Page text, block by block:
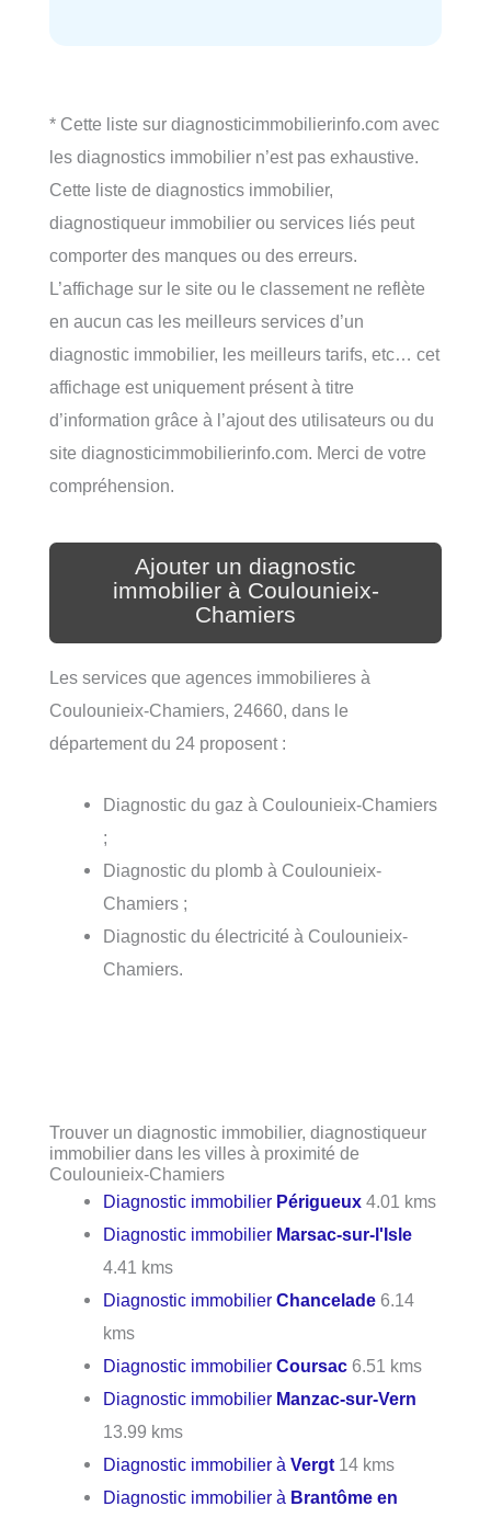
* Cette liste sur diagnosticimmobilierinfo.com avec
les diagnostics immobilier n’est pas exhaustive.
Cette liste de diagnostics immobilier,
diagnostiqueur immobilier ou services liés peut
comporter des manques ou des erreurs.
L’affichage sur le site ou le classement ne reflète
en aucun cas les meilleurs services d’un
diagnostic immobilier, les meilleurs tarifs, etc… cet
affichage est uniquement présent à titre
d’information grâce à l’ajout des utilisateurs ou du
site diagnosticimmobilierinfo.com. Merci de votre
compréhension.
Ajouter un diagnostic
immobilier à Coulounieix-
Chamiers
Les services que agences immobilieres à
Coulounieix-Chamiers, 24660, dans le
département du 24 proposent :
Diagnostic du gaz à Coulounieix-Chamiers
;
Diagnostic du plomb à Coulounieix-
Chamiers ;
Diagnostic du électricité à Coulounieix-
Chamiers.
Trouver un diagnostic immobilier, diagnostiqueur
immobilier dans les villes à proximité de
Coulounieix-Chamiers
Diagnostic immobilier Périgueux 4.01 kms
Diagnostic immobilier Marsac-sur-l'Isle
4.41 kms
Diagnostic immobilierChancelade 6.14
kms
Diagnostic immobilierCoursac 6.51 kms
Diagnostic immobilier Manzac-sur-Vern
13.99 kms
Diagnostic immobilier àVergt 14 kms
Diagnostic immobilier à Brantôme en